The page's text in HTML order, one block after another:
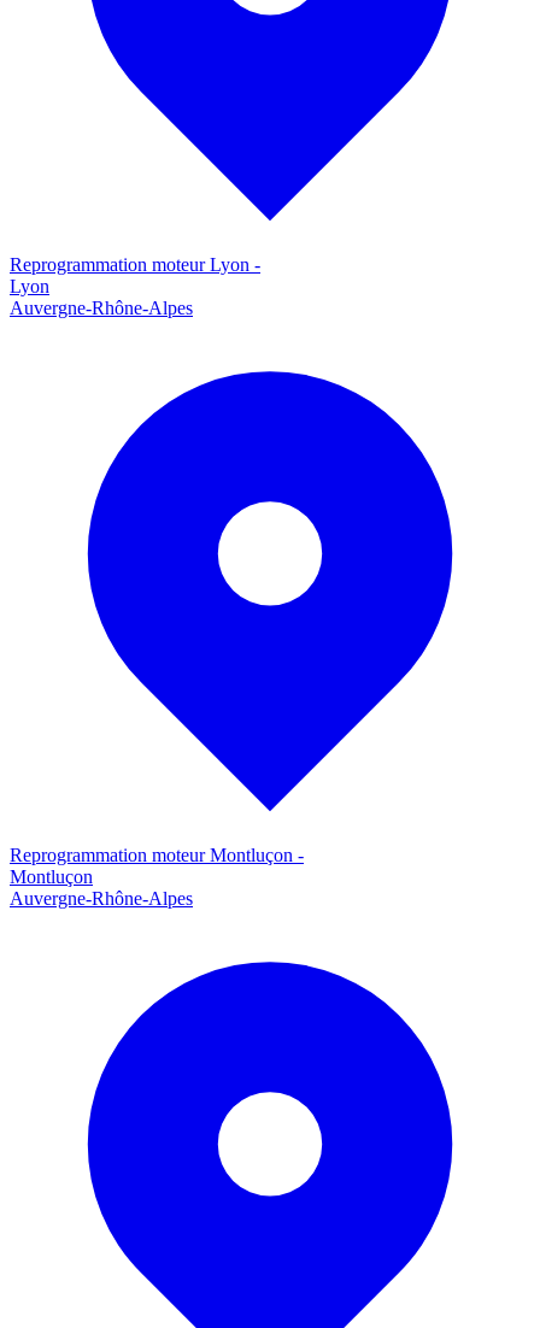
Reprogrammation moteurLyon -
Lyon
Auvergne-Rhône-Alpes
Reprogrammation moteurMontluçon -
Montluçon
Auvergne-Rhône-Alpes